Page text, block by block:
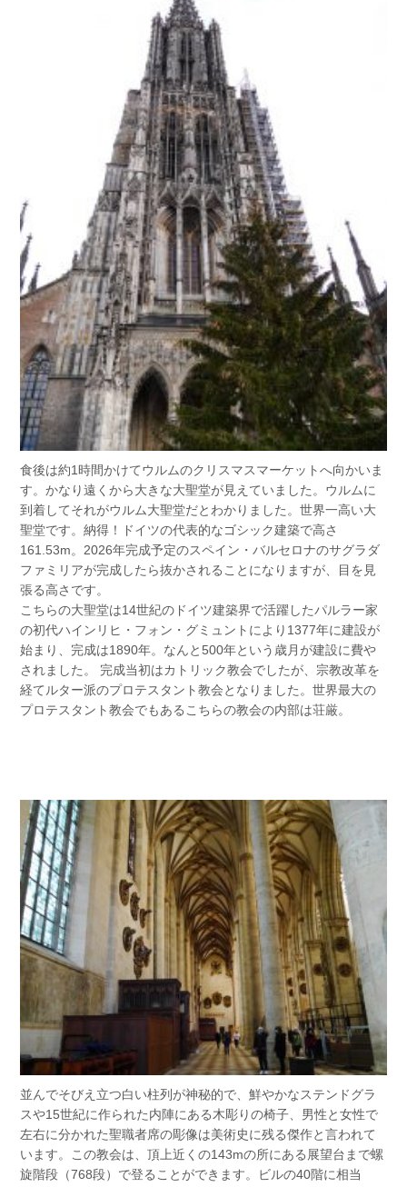
食後は約1時間かけてウルムのクリスマスマーケットへ向かいま
す。かなり遠くから大きな大聖堂が見えていました。ウルムに
到着してそれがウルム大聖堂だとわかりました。世界一高い大
聖堂です。納得！ドイツの代表的なゴシック建築で高さ
161.53m。2026年完成予定のスペイン・バルセロナのサグラダ
ファミリアが完成したら抜かされることになりますが、目を見
張る高さです。
こちらの大聖堂は14世紀のドイツ建築界で活躍したパルラー家
の初代ハインリヒ・フォン・グミュントにより1377年に建設が
始まり、完成は1890年。なんと500年という歳月が建設に費や
されました。 完成当初はカトリック教会でしたが、宗教改革を
経てルター派のプロテスタント教会となりました。世界最大の
プロテスタント教会でもあるこちらの教会の内部は荘厳。
並んでそびえ立つ白い柱列が神秘的で、鮮やかなステンドグラ
スや15世紀に作られた内陣にある木彫りの椅子、男性と女性で
左右に分かれた聖職者席の彫像は美術史に残る傑作と言われて
います。この教会は、頂上近くの143mの所にある展望台まで螺
旋階段（768段）で登ることができます。ビルの40階に相当